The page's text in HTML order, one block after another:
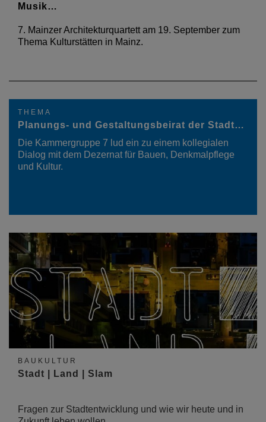
Musik…
7. Mainzer Architekturquartett am 19. September zum
Thema Kulturstätten in Mainz.
THEMA
Planungs- und Gestaltungsbeirat der Stadt…
Die Kammergruppe 7 lud ein zu einem kollegialen
Dialog mit dem Dezernat für Bauen, Denkmalpflege
und Kultur.
BAUKULTUR
Stadt | Land | Slam
Fragen zur Stadtentwicklung und wie wir heute und in